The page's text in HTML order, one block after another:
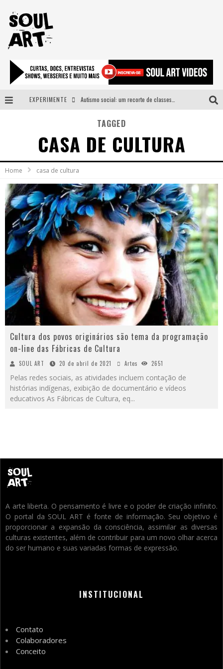
EXPERIMENTE
A subida da rampa é diferente!
Faça o bem! Mas, sem olhar a quem!?
Novo single de Arnaldo Tifu, “De Testa” explora brasilidade em sons, cores e símbolos
TAGGED
CASA DE CULTURA
Home casa de cultura
Cultura dos povos originários são tema da programação
on-line das Fábricas de Cultura
SOUL ART 20 de abril de 2021 Artes 2651
Pelas redes sociais, as atividades incluem contação de
histórias indígenas, exibição de documentário e vídeos
educativos As Fábricas de Cultura, eq...
A arte liberta. O pensamento é livre e o poder de criação infinito.
O portal da SOUL ART é fonte de informação. Seu objetivo é
proporcionar a expansão da consciência, assimilar as diversas
culturas existentes, além de contribuir para um novo olhar acerca
do ser humano e suas variadas formas de expressão.
INSTITUCIONAL
Contato
Colaboradores
Conceito